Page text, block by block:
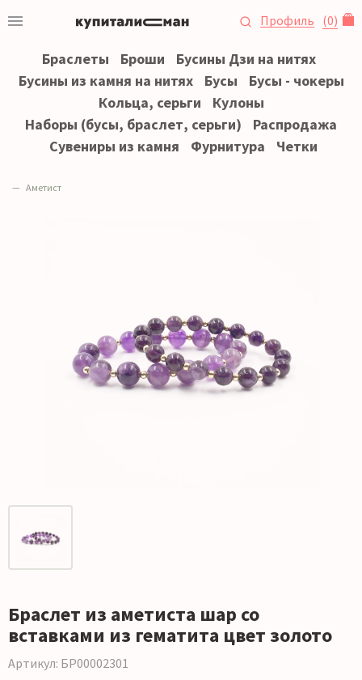
Профиль (0)
Браслеты Броши
Бусины Дзи на нитях
Бусины из камня на нитях
Бусы
Бусы - чокеры
Кольца, серьги
Кулоны
Наборы (бусы, браслет, серьги)
Распродажа
Сувениры из камня
Фурнитура Четки
Аметист
Браслет из аметиста шар со
вставками из гематита цвет золото
Артикул: БР00002301